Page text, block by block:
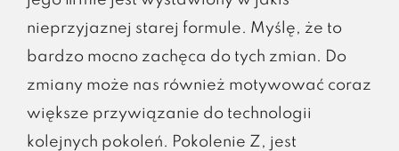
nieprzyjaznej starej formule. Myślę, że to
bardzo mocno zachęca do tych zmian. Do
zmiany może nas również motywować coraz
większe przywiązanie do technologii
kolejnych pokoleń. Pokolenie Z, jest